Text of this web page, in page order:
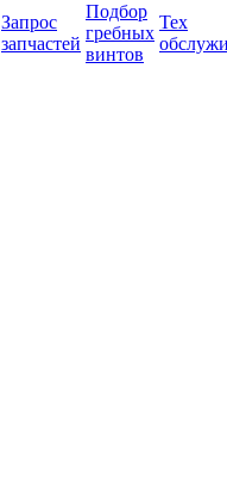
Запрос
запчастей
Подбор
гребных
винтов
Тех